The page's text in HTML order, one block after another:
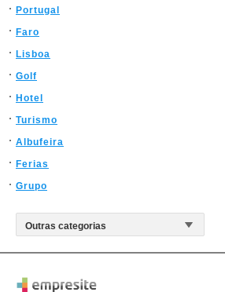
Portugal
Faro
Lisboa
Golf
Hotel
Turismo
Albufeira
Ferias
Grupo